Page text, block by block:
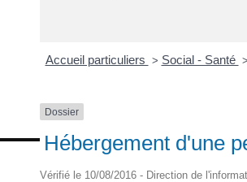
Accueil particuliers > Social - Santé >
Dossier
Hébergement d'une
Vérifié le 10/08/2016 - Direction de